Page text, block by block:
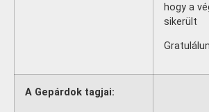
hogy a
sikerült
A Gepárdok tagjai: